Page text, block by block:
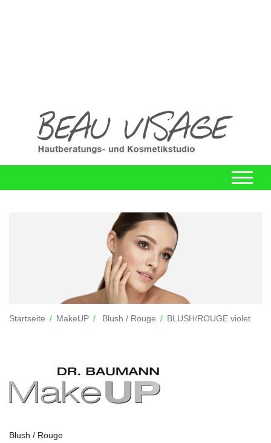
Startseite MakeUP Blush / Rouge BLUSH/ROUGE violet
Blush / Rouge